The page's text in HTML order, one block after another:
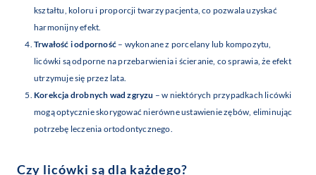
kształtu, koloru i proporcji twarzy pacjenta, co pozwala uzyskać
harmonijny efekt.
Trwałość i odporność – wykonane z porcelany lub kompozytu,
licówki są odporne na przebarwienia i ścieranie, co sprawia, że efekt
utrzymuje się przez lata.
Korekcja drobnych wad zgryzu – w niektórych przypadkach licówki
mogą optycznie skorygować nierówne ustawienie zębów, eliminując
potrzebę leczenia ortodontycznego.
Czy licówki są dla każdego?